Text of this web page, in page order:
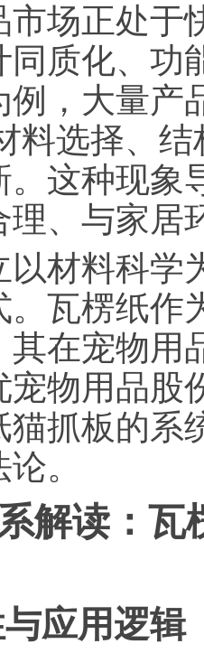
市场正处于
同质化、功
例，大量产
料选择、
。这种现象
理、与家居
以材料科学
。瓦楞纸作
其在宠物用
宠物用品股
猫抓板的系
。
解读：瓦
应用逻辑